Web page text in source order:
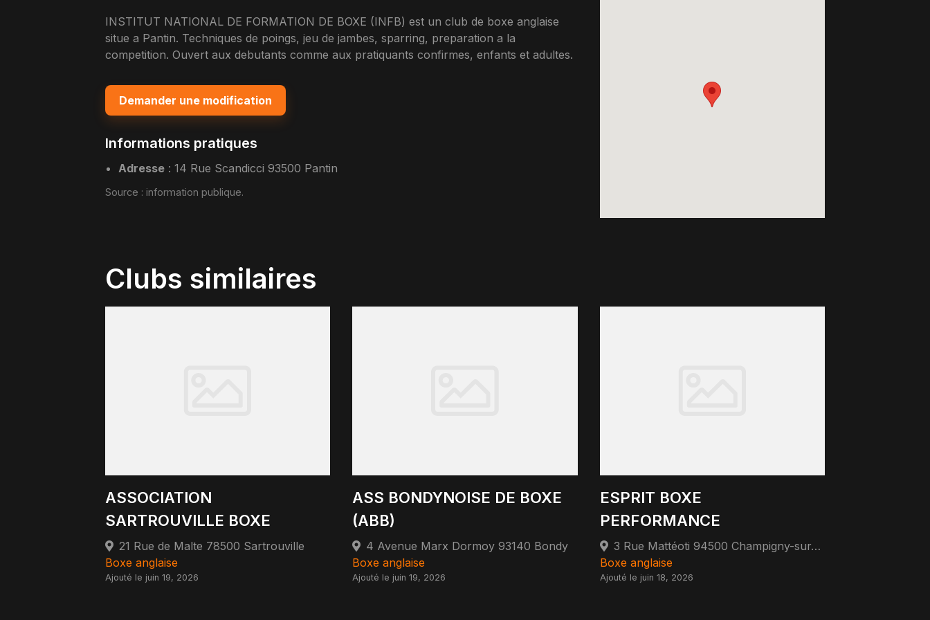
INSTITUT NATIONAL DE FORMATION DE BOXE (INFB) est un club de boxe anglaise
situe a Pantin. Techniques de poings, jeu de jambes, sparring, preparation a la
competition. Ouvert aux debutants comme aux pratiquants confirmes, enfants et adultes.
Demander une modification
Informations pratiques
Adresse :14 Rue Scandicci 93500 Pantin
Source : information publique.
Clubs similaires
ASSOCIATION
SARTROUVILLE BOXE
21 Rue de Malte 78500 Sartrouville
Boxe anglaise
Ajouté le juin 19, 2026
ASS BONDYNOISE DE BOXE
(ABB)
4 Avenue Marx Dormoy 93140 Bondy
Boxe anglaise
Ajouté le juin 19, 2026
ESPRIT BOXE
PERFORMANCE
3 Rue Mattéoti 94500 Champigny-sur-Marne
Boxe anglaise
Ajouté le juin 18, 2026